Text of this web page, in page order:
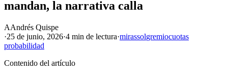
mandan, la narrativa calla
AAndrés Quispe
·25 de junio, 2026·4 min de lectura·mirassolgremiocuotas
probabilidad
Contenido del artículo